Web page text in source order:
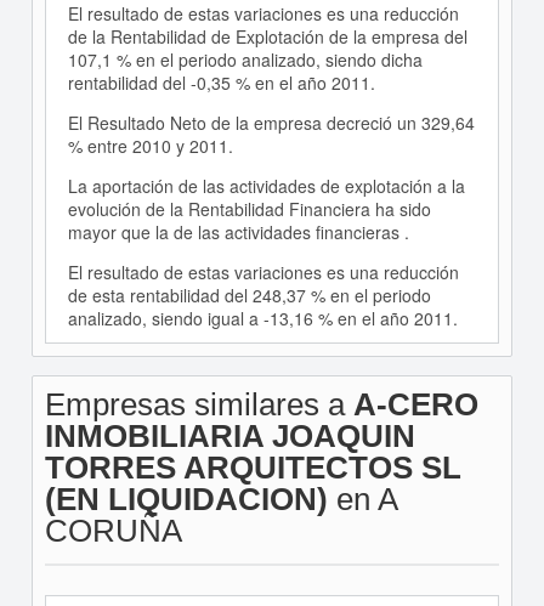
El resultado de estas variaciones es una reducción
de la Rentabilidad de Explotación de la empresa del
107,1 % en el periodo analizado, siendo dicha
rentabilidad del -0,35 % en el año 2011.
El Resultado Neto de la empresa decreció un 329,64
% entre 2010 y 2011.
La aportación de las actividades de explotación a la
evolución de la Rentabilidad Financiera ha sido
mayor que la de las actividades financieras .
El resultado de estas variaciones es una reducción
de esta rentabilidad del 248,37 % en el periodo
analizado, siendo igual a -13,16 % en el año 2011.
Empresas similares a A-CERO
INMOBILIARIA JOAQUIN
TORRES ARQUITECTOS SL
(EN LIQUIDACION) en A
CORUÑA